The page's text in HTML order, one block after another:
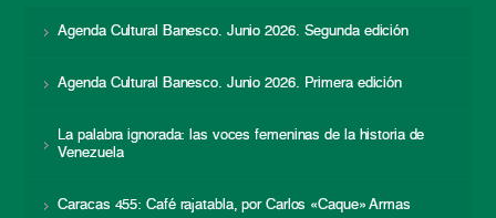
Agenda Cultural Banesco. Junio 2026. Segunda edición
Agenda Cultural Banesco. Junio 2026. Primera edición
La palabra ignorada: las voces femeninas de la historia de
Venezuela
Caracas 455: Café rajatabla, por Carlos «Caque» Armas